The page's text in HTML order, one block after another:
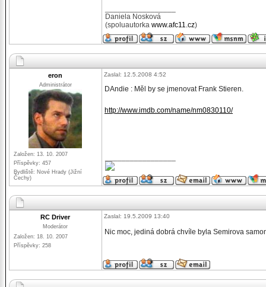
Daniela Nosková
(spoluautorka www.afc11.cz)
eron
Administrátor
Založen: 13. 10. 2007
Příspěvky: 457
Bydliště: Nové Hrady (Jižní
Čechy)
Zaslal: 12.5.2008 4:52
DAndie : Měl by se jmenovat Frank Stieren.
http://www.imdb.com/name/nm0830110/
RC Driver
Moderátor
Založen: 18. 10. 2007
Příspěvky: 258
Zaslal: 19.5.2009 13:40
Nic moc, jediná dobrá chvíle byla Semirova